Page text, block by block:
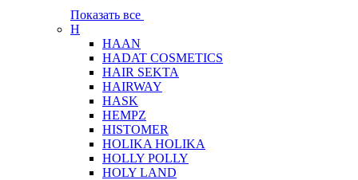
Показать все
H
HAAN
HADAT COSMETICS
HAIR SEKTA
HAIRWAY
HASK
HEMPZ
HISTOMER
HOLIKA HOLIKA
HOLLY POLLY
HOLY LAND